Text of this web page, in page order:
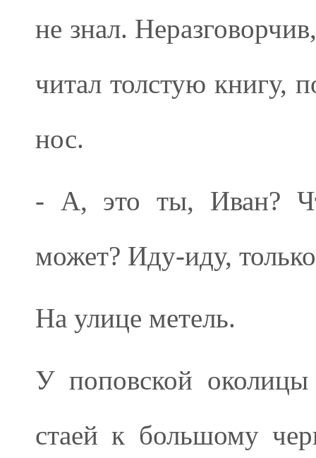
не знал.
читал толстую книгу,
нос.
- А, это ты, Иван?
может? Иду-иду,
На улице метель.
У поповской околицы
стаей к большому